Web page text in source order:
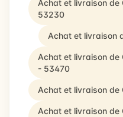
Achat et livraison de
53230
Achat et livraison
Achat et livraison de
- 53470
Achat et livraison de
Achat et livraison de